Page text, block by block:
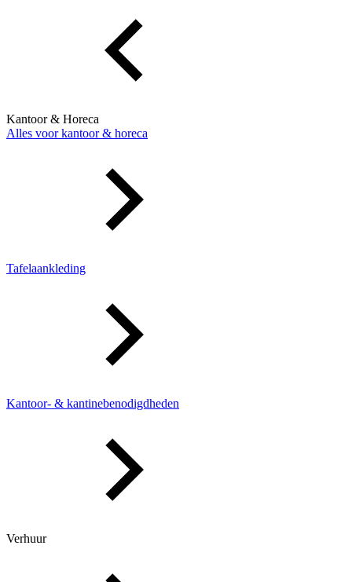
Kantoor & Horeca
Alles voor kantoor & horeca
Tafelaankleding
Kantoor- & kantinebenodigdheden
Verhuur